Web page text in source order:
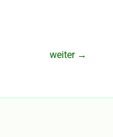
weiter →